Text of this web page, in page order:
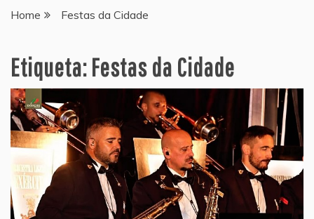
Home Festas da Cidade
Etiqueta:Festas da Cidade